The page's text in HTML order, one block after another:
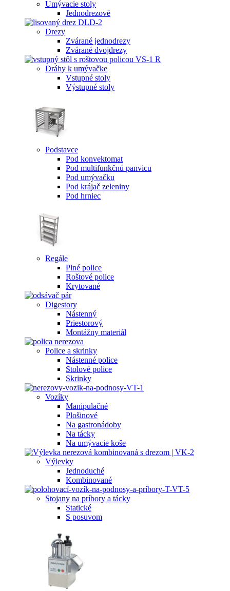
Umývacie stoly
Jednodrezové
Drezy
Zvárané jednodrezy
Zvárané dvojdrezy
Dráhy k umývačke
Vstupné stoly
Výstupné stoly
Podstavce
Pod konvektomat
Pod multifunkčnú panvicu
Pod umývačku
Pod krájač zeleniny
Pod hrniec
Regále
Plné police
Roštové police
Krytované
Digestory
Nástenný
Priestorový
Montážny materiál
Police a skrinky
Nástenné police
Stolové police
Skrinky
Vozíky
Manipulačné
Plošinové
Na gastronádoby
Na tácky
Na umývacie koše
Výlevky
Jednoduché
Kombinované
Stojany na príbory a tácky
Statické
S posuvom